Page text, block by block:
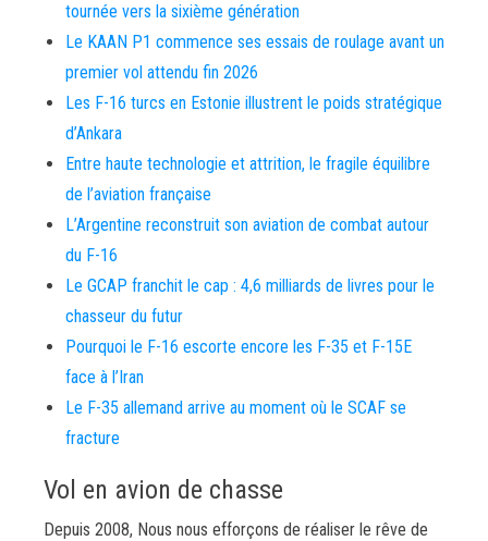
tournée vers la sixième génération
Le KAAN P1 commence ses essais de roulage avant un
premier vol attendu fin 2026
Les F-16 turcs en Estonie illustrent le poids stratégique
d’Ankara
Entre haute technologie et attrition, le fragile équilibre
de l’aviation française
L’Argentine reconstruit son aviation de combat autour
du F-16
Le GCAP franchit le cap : 4,6 milliards de livres pour le
chasseur du futur
Pourquoi le F-16 escorte encore les F-35 et F-15E
face à l’Iran
Le F-35 allemand arrive au moment où le SCAF se
fracture
Vol en avion de chasse
Depuis 2008, Nous nous efforçons de réaliser le rêve de